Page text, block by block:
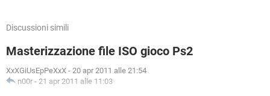
Discussioni simili
Masterizzazione file ISO gioco Ps2
XxXGiUsEpPeXxX - 20 apr 2011 alle 21:54
n00r - 21 apr 2011 alle 11:03